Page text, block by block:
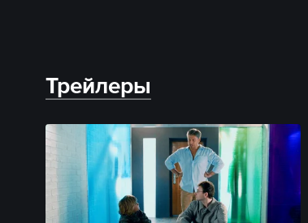
Трейлеры